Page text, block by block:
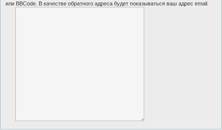
или BBCode. В качестве обратного адреса будет показываться ваш адрес email.